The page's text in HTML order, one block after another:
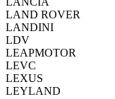
LAND ROVER
LANDINI
LDV
LEAPMOTOR
LEVC
LEXUS
LEYLAND